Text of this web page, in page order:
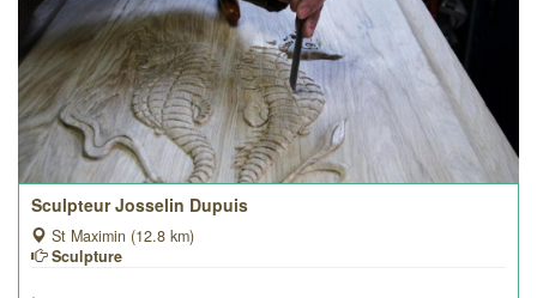
Sculpteur Josselin Dupuis
St Maximin (12.8 km)
Sculpture
.